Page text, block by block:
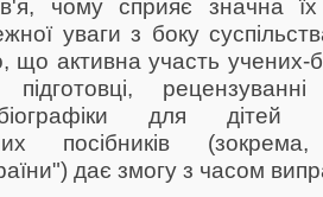
чому сприяє значна їх
уваги з боку
що активна участь учених-
для дітей і
посібників
дає змогу з часом